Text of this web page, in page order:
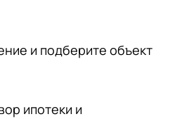
и подберите объект
ипотеки и